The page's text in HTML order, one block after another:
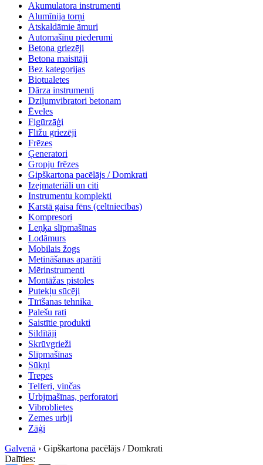
Akumulatora instrumenti
Alumīnija torņi
Atskaldāmie āmuri
Automašīnu piederumi
Betona griezēji
Betona maisītāji
Bez kategorijas
Biotualetes
Dārza instrumenti
Dziļumvibratori betonam
Ēveles
Figūrzāģi
Flīžu griezēji
Frēzes
Ģeneratori
Gropju frēzes
Gipškartona pacēlājs / Domkrati
Izejmateriāli un citi
Instrumentu komplekti
Karstā gaisa fēns (celtniecības)
Kompresori
Leņķa slīpmašīnas
Lodāmurs
Mobilais žogs
Metināšanas aparāti
Mērinstrumenti
Montāžas pistoles
Putekļu sūcēji
Tīrīšanas tehnika
Palešu rati
Saistītie produkti
Sildītāji
Skrūvgrieži
Slīpmašīnas
Sūkņi
Trepes
Telferi, vinčas
Urbjmašīnas, perforatori
Vibroblietes
Zemes urbji
Zāģi
Galvenā › Gipškartona pacēlājs / Domkrati
Dalīties: